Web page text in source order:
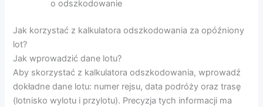
o odszkodowanie
Jak korzystać z kalkulatora odszkodowania za opóźniony
lot?
Jak wprowadzić dane lotu?
Aby skorzystać z kalkulatora odszkodowania, wprowadź
dokładne dane lotu: numer rejsu, data podróży oraz trasę
(lotnisko wylotu i przylotu). Precyzja tych informacji ma